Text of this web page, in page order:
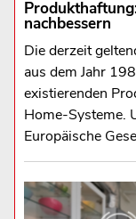
nachbessern
Die derzeit
aus dem Jahr
existierenden
Home-Systeme.
Europäische